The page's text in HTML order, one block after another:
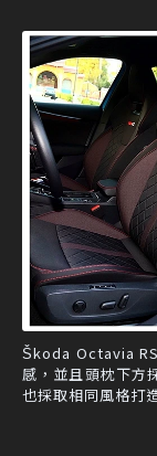
Škoda Octavia
感，並且頭枕下方
也採取相同風格打